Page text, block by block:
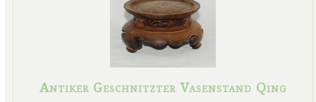
Antiker Geschnitzter Vasenstand Qing